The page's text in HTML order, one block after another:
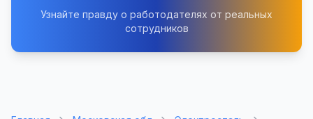
Узнайте правду о работодателях от реальных
сотрудников